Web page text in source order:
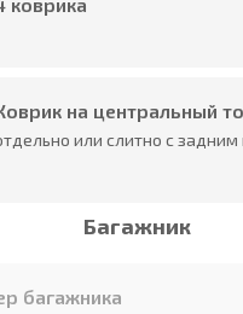
на центральный
или слитно с
Багажник
багажника